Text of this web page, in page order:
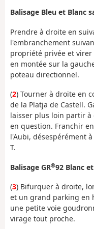
Balisage Bleu et Blanc
Prendre à droite en
l'embranchement
propriété privée et
en montée sur la
poteau directionnel.
(2) Tourner à droite en
de la Platja de Castell.
laisser plus loin partir
en question. Franchir
l'Aubi, désespérément
T.
Balisage GR®92 Blanc
(3) Bifurquer à droite,
et un grand parking en
une petite voie
virage tout proche.